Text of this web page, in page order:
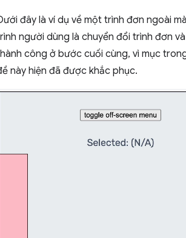
đây là ví dụ về một trình đơn ngoài
người dùng là chuyển đổi trình đơn
công ở bước cuối cùng, vì mục
này hiện đã được khắc phục.